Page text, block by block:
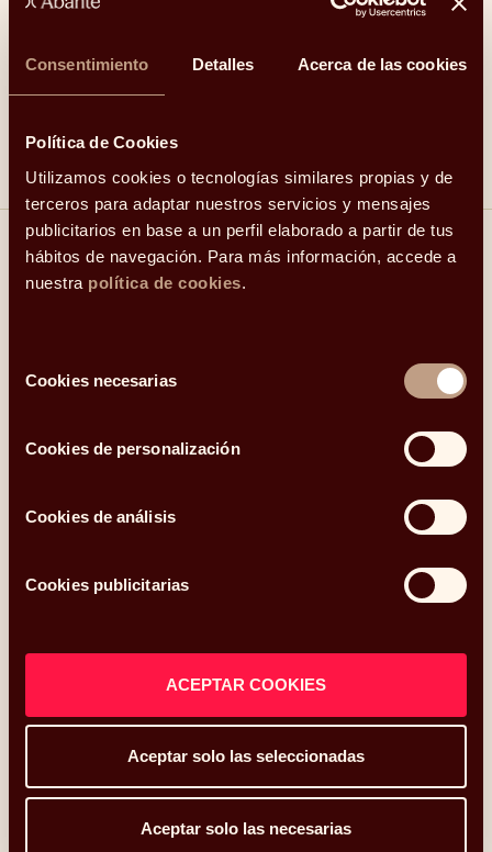
Consentimiento Detalles Acerca de las cookies
Política de Cookies
Utilizamos cookies o tecnologías similares propias y de
terceros para adaptar nuestros servicios y mensajes
publicitarios en base a un perfil elaborado a partir de tus
hábitos de navegación. Para más información, accede a
nuestra política de cookies.
deCookies necesarias
Cookies de personalización
Cookies de análisis
Cookies publicitarias
ACEPTAR COOKIES
Aceptar solo las seleccionadas
Aceptar solo las necesarias
inversión que realmente necesita, teniendo en cuenta
gobierno, las letras del tesoro o losfondos de
fondos.
Compartir
Otros temas del blog
Inversión Finanzas
Cultura financiera Humanidades